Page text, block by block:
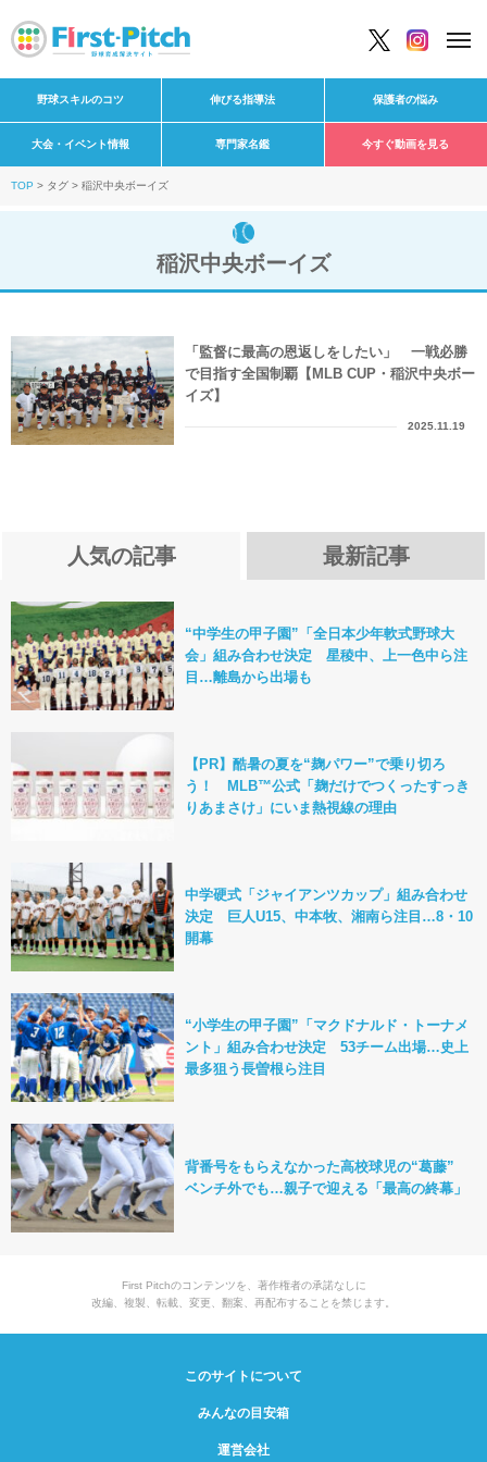
野球スキルのコツ 伸びる指導法 保護者の悩み
大会・イベント情報 専門家名鑑 今すぐ動画を見る
TOP タグ 稲沢中央ボーイズ
稲沢中央ボーイズ
「監督に最高の恩返しをしたい」 一戦必勝
で目指す全国制覇【MLB CUP・稲沢中央ボー
イズ】
2025.11.19
人気の記事 最新記事
“中学生の甲子園”「全日本少年軟式野球大
会」組み合わせ決定 星稜中、上一色中ら注
目…離島から出場も
【PR】酷暑の夏を“麹パワー”で乗り切ろ
う！ MLB™公式「麹だけでつくったすっき
りあまさけ」にいま熱視線の理由
中学硬式「ジャイアンツカップ」組み合わせ
決定 巨人U15、中本牧、湘南ら注目…8・10
開幕
“小学生の甲子園”「マクドナルド・トーナメ
ント」組み合わせ決定 53チーム出場…史上
最多狙う長曽根ら注目
背番号をもらえなかった高校球児の“葛藤”
ベンチ外でも…親子で迎える「最高の終幕」
First Pitchのコンテンツを、著作権者の承諾なしに
改編、複製、転載、変更、翻案、再配布することを禁じます。
このサイトについて
みんなの目安箱
運営会社